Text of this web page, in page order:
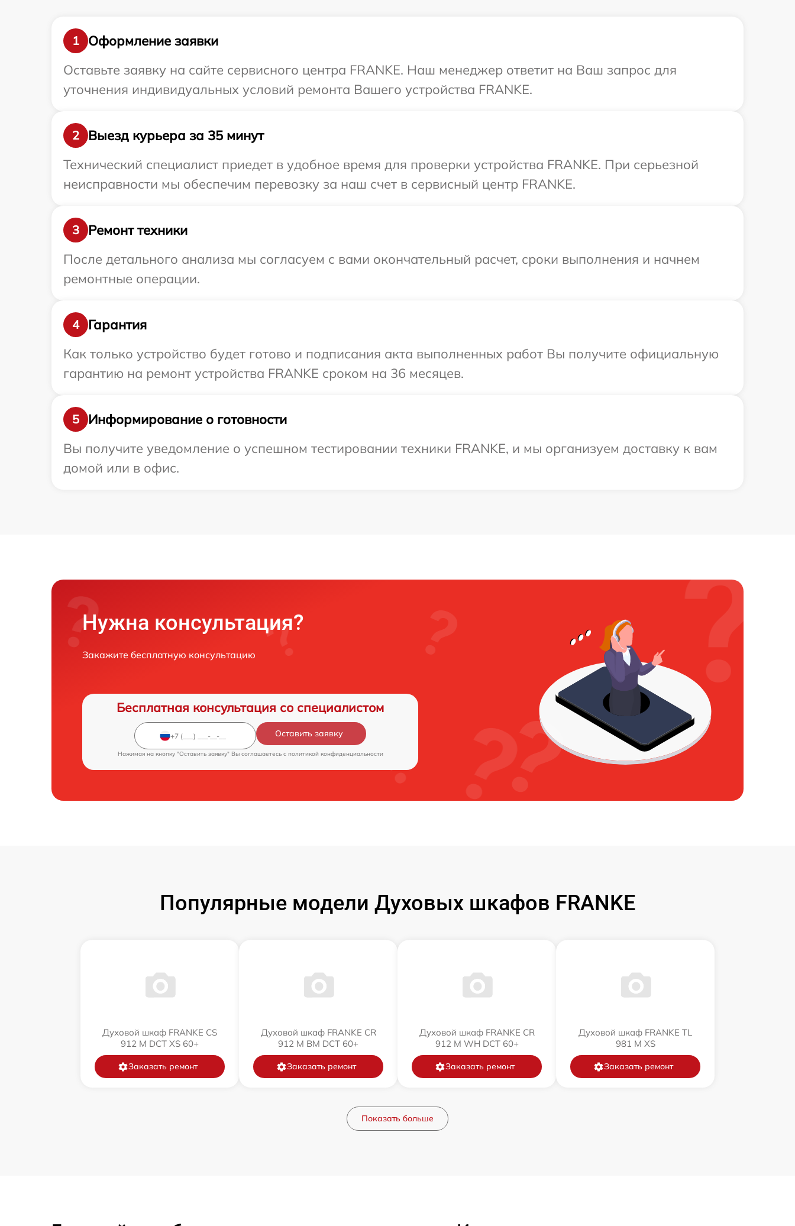
1
Оформление заявки
Оставьте заявку на сайте сервисного центра FRANKE. Наш менеджер ответит на Ваш запрос для
уточнения индивидуальных условий ремонта Вашего устройства FRANKE.
2
Выезд курьера за 35 минут
Технический специалист приедет в удобное время для проверки устройства FRANKE. При серьезной
неисправности мы обеспечим перевозку за наш счет в сервисный центр FRANKE.
3
Ремонт техники
После детального анализа мы согласуем с вами окончательный расчет, сроки выполнения и начнем
ремонтные операции.
4
Гарантия
Как только устройство будет готово и подписания акта выполненных работ Вы получите официальную
гарантию на ремонт устройства FRANKE сроком на 36 месяцев.
5
Информирование о готовности
Вы получите уведомление о успешном тестировании техники FRANKE, и мы организуем доставку к вам
домой или в офис.
Нужна консультация?
Закажите бесплатную консультацию
Бесплатная консультация со специалистом
Оставить заявку
Нажимая на кнопку "Оставить заявку" Вы соглашаетесь c политикой конфиденциальности
Популярные модели Духовых шкафов FRANKE
Духовой шкаф FRANKE CS
912 M DCT XS 60+
Заказать ремонт
Духовой шкаф FRANKE CR
912 M BM DCT 60+
Заказать ремонт
Духовой шкаф FRANKE CR
912 M WH DCT 60+
Заказать ремонт
Духовой шкаф FRANKE TL
981 M XS
Заказать ремонт
Показать больше